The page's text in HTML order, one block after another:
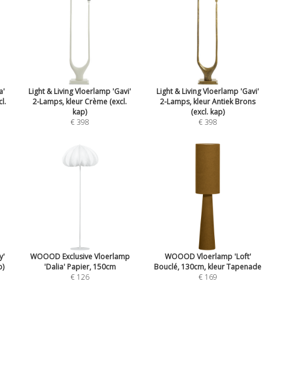
Light & Living Vloerlamp 'Gavi'
2-Lamps, kleur Crème (excl.
kap)
€ 398
Light & Living Vloerlamp 'Gavi'
2-Lamps, kleur Antiek Brons
(excl. kap)
€ 398
WOOOD Exclusive Vloerlamp
'Dalia' Papier, 150cm
€ 126
WOOOD Vloerlamp 'Loft'
Bouclé, 130cm, kleur Tapenade
€ 169